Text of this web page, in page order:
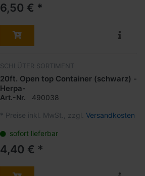
6,50 € *
SCHLÜTER SORTIMENT
20ft. Open top Container (schwarz) -
Herpa-
Art.-Nr. 490038
* Preise inkl. MwSt., zzgl. Versandkosten
sofort lieferbar
4,40 € *